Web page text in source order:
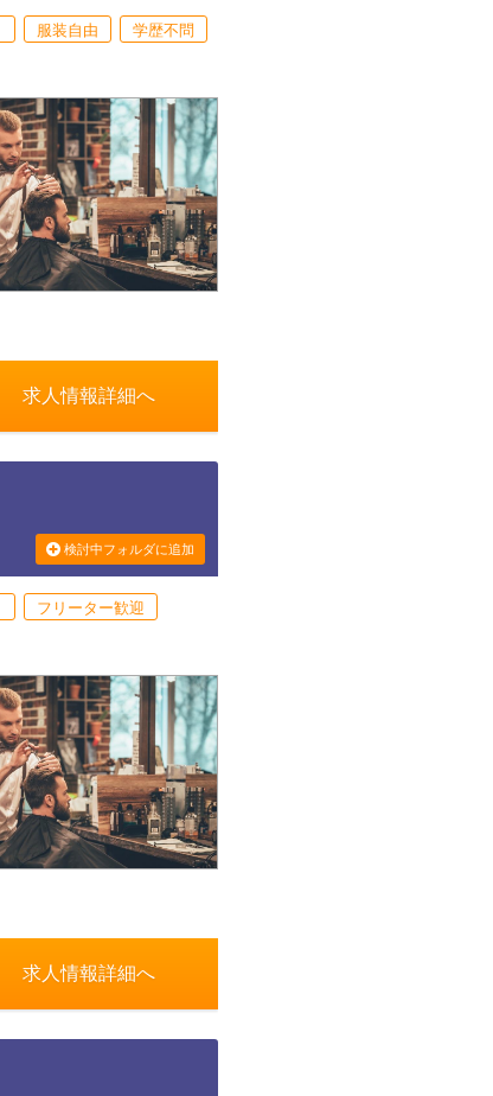
服装自由
学歴不問
求人情報詳細へ
検討中フォルダに追加
フリーター歓迎
求人情報詳細へ